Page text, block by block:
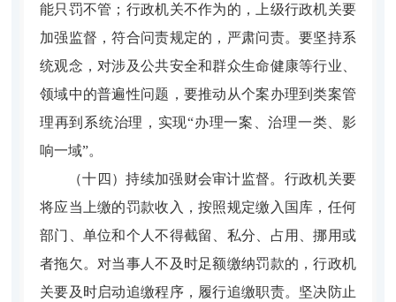
能只罚不管；行政机关不作为的，上级行政机关要
加强监督，符合问责规定的，严肃问责。要坚持系
统观念，对涉及公共安全和群众生命健康等行业、
领域中的普遍性问题，要推动从个案办理到类案管
理再到系统治理，实现“办理一案、治理一类、影
响一域”。
（十四）持续加强财会审计监督。 行政机关要
将应当上缴的罚款收入，按照规定缴入国库，任何
部门、单位和个人不得截留、私分、占用、挪用或
者拖欠。对当事人不及时足额缴纳罚款的，行政机
关要及时启动追缴程序，履行追缴职责。坚决防止